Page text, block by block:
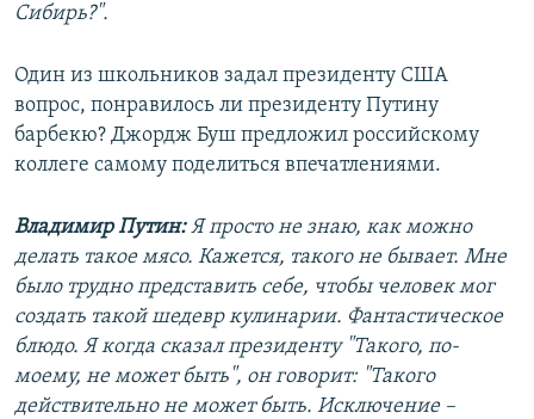
Сибирь?".
Один из школьников задал президенту США
вопрос, понравилось ли президенту Путину
барбекю? Джордж Буш предложил российскому
коллеге самому поделиться впечатлениями.
Владимир Путин:Я просто не знаю, как можно
делать такое мясо. Кажется, такого не бывает. Мне
было трудно представить себе, чтобы человек мог
создать такой шедевр кулинарии. Фантастическое
блюдо. Я когда сказал президенту "Такого, по-
моему, не может быть", он говорит: "Такого
действительно не может быть. Исключение –